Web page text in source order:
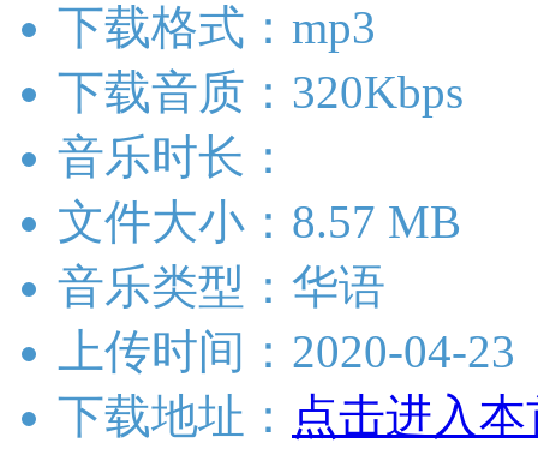
下载格式：mp3
下载音质：320Kbps
音乐时长：
文件大小：8.57 MB
音乐类型：华语
上传时间：2020-04-23
下载地址： 点击进入